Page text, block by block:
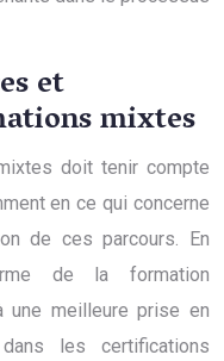
et
mixtes
doit tenir compte
en ce qui concerne
de ces parcours. En
de la formation
meilleure prise en
les certifications